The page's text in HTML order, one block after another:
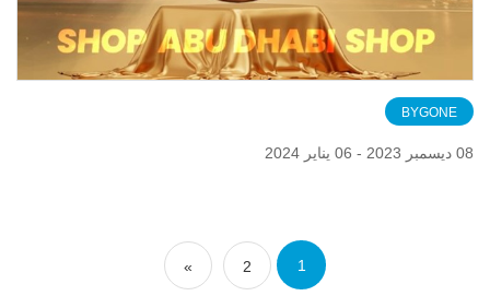
BYGONE
08 ديسمبر 2023 - 06 يناير 2024
1
2
»